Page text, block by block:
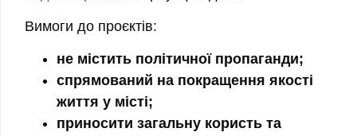
Вимоги до проєктів:
не містить політичної пропаганди;
спрямований на покращення якості
життя у місті;
приносити загальну користь та